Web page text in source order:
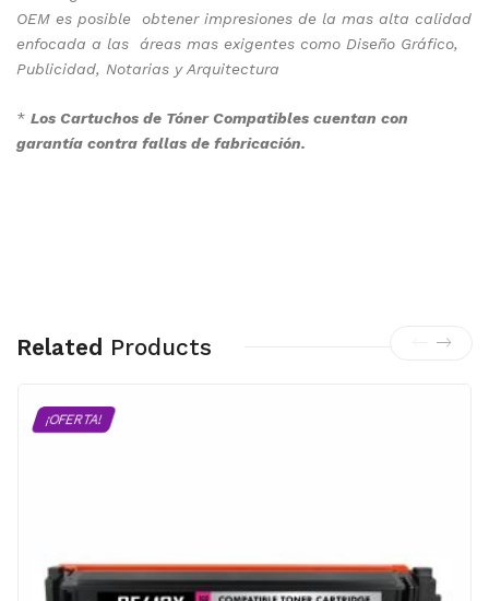
OEM es posible obtener impresiones de la mas alta calidad
enfocada a las áreas mas exigentes como Diseño Gráfico,
Publicidad, Notarias y Arquitectura
* Los Cartuchos de Tóner Compatibles cuentan con
garantía contra fallas de fabricación.
Related Products
¡OFERTA!